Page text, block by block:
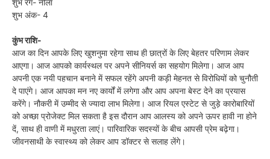
शुभ रंग- नीला
शुभ अंक- 4
कुंभ राशि-
आज का दिन आपके लिए खुशनुमा रहेगा साथ ही छात्रों के लिए बेहतर परिणाम लेकर
आएगा। आज आपको कार्यस्थल पर अपने सीनियर्स का सहयोग मिलेगा। आज आप
अपनी एक नयी पहचान बनाने में सफल रहेंगे अपनी कड़ी मेहनत से विरोधियों को चुनौती
दे पाएंगे। आज आपका मन नए कार्यों में लगेगा और आप अपना बेस्ट देने का प्रयास
करेंगे। नौकरी में उम्मीद से ज्यादा लाभ मिलेगा। आज रियल एस्टेट से जुड़े कारोबारियों
को अच्छा प्रोजेक्ट मिल सकता है इस दौरान आप आलस्य को अपने ऊपर हावी ना होने
दें, साथ ही वाणी में मधुरता लाएं। पारिवारिक सदस्यों के बीच आपसी प्रेम बढ़ेगा।
जीवनसाथी के स्वास्थ्य को लेकर आप डॉक्टर से सलाह लेंगे।